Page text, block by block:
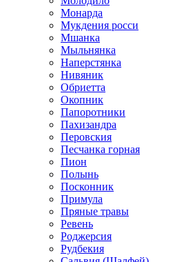
Монарда
Мукдения росси
Мшанка
Мыльнянка
Наперстянка
Нивяник
Обриетта
Окопник
Папоротники
Пахизандра
Перовския
Песчанка горная
Пион
Полынь
Посконник
Примула
Пряные травы
Ревень
Роджерсия
Рудбекия